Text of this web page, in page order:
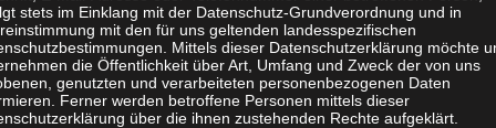
stets im Einklang mit der Datenschutz-Grundverordnung und in
mit den für uns geltenden landesspezifischen
Mittels dieser Datenschutzerklärung möchte
die Öffentlichkeit über Art, Umfang und Zweck der von uns
genutzten und verarbeiteten personenbezogenen Daten
Ferner werden betroffene Personen mittels dieser
über die ihnen zustehenden Rechte aufgeklärt.